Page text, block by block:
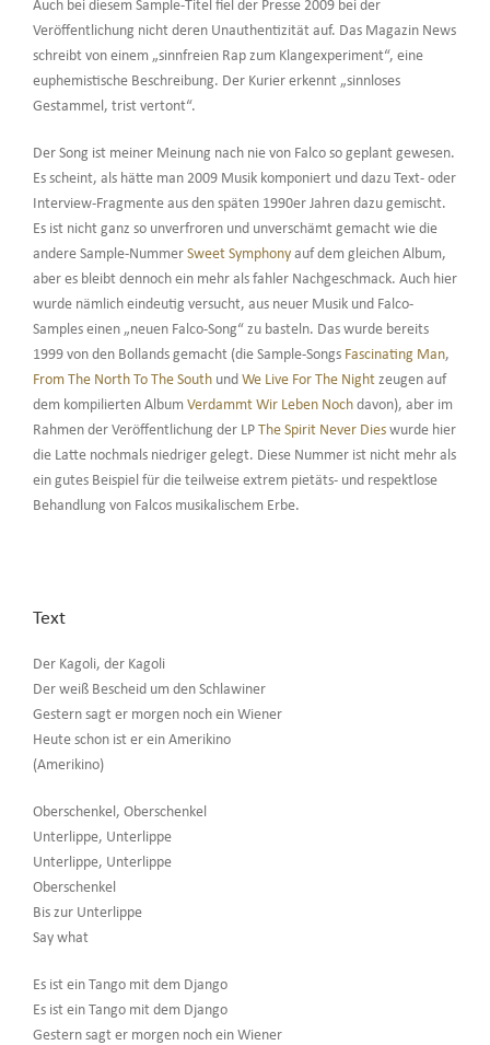
Auch bei diesem Sample-Titel fiel der Presse 2009 bei der
Veröffentlichung nicht deren Unauthentizität auf. Das Magazin News
schreibt von einem „sinnfreien Rap zum Klangexperiment“, eine
euphemistische Beschreibung. Der Kurier erkennt „sinnloses
Gestammel, trist vertont“.
Der Song ist meiner Meinung nach nie von Falco so geplant gewesen.
Es scheint, als hätte man 2009 Musik komponiert und dazu Text- oder
Interview-Fragmente aus den späten 1990er Jahren dazu gemischt.
Es ist nicht ganz so unverfroren und unverschämt gemacht wie die
andere Sample-Nummer Sweet Symphonyauf dem gleichen Album,
aber es bleibt dennoch ein mehr als fahler Nachgeschmack. Auch hier
wurde nämlich eindeutig versucht, aus neuer Musik und Falco-
Samples einen „neuen Falco-Song“ zu basteln. Das wurde bereits
1999 von den Bollands gemacht (die Sample-Songs Fascinating Man,
From The North To The Southund We Live For The Nightzeugen auf
dem kompilierten Album Verdammt Wir Leben Nochdavon), aber im
Rahmen der Veröffentlichung der LP The Spirit Never Dieswurde hier
die Latte nochmals niedriger gelegt. Diese Nummer ist nicht mehr als
ein gutes Beispiel für die teilweise extrem pietäts- und respektlose
Behandlung von Falcos musikalischem Erbe.
Text
Der Kagoli, der Kagoli
Der weiß Bescheid um den Schlawiner
Gestern sagt er morgen noch ein Wiener
Heute schon ist er ein Amerikino
(Amerikino)
Oberschenkel, Oberschenkel
Unterlippe, Unterlippe
Unterlippe, Unterlippe
Oberschenkel
Bis zur Unterlippe
Say what
Es ist ein Tango mit dem Django
Es ist ein Tango mit dem Django
Gestern sagt er morgen noch ein Wiener